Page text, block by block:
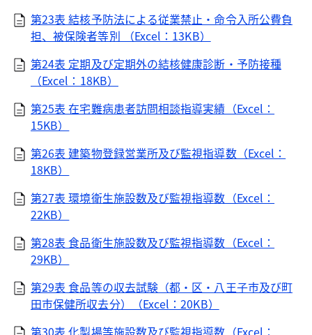
第23表 結核予防法による従業禁止・命令入所公費負
担、被保険者等別 （Excel：13KB）
第24表 定期及び定期外の結核健康診断・予防接種
（Excel：18KB）
第25表 在宅難病患者訪問相談指導実績（Excel：
15KB）
第26表 建築物登録営業所及び監視指導数（Excel：
18KB）
第27表 環境衛生施設数及び監視指導数（Excel：
22KB）
第28表 食品衛生施設数及び監視指導数（Excel：
29KB）
第29表 食品等の収去試験（都・区・八王子市及び町
田市保健所収去分）（Excel：20KB）
第30表 化製場等施設数及び監視指導数（Excel：